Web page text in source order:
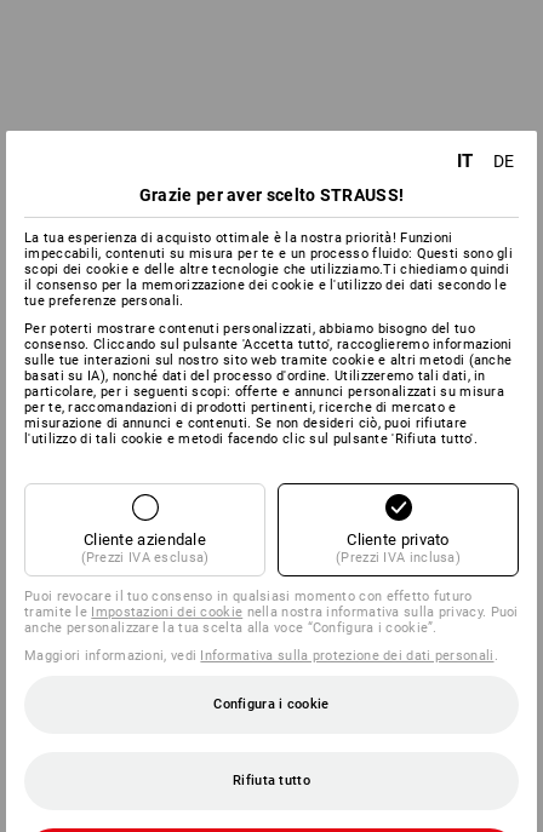
IT
DE
Grazie per aver scelto STRAUSS!
La tua esperienza di acquisto ottimale è la nostra priorità! Funzioni
impeccabili, contenuti su misura per te e un processo fluido: Questi sono gli
scopi dei cookie e delle altre tecnologie che utilizziamo.Ti chiediamo quindi
il consenso per la memorizzazione dei cookie e l'utilizzo dei dati secondo le
tue preferenze personali.
Per poterti mostrare contenuti personalizzati, abbiamo bisogno del tuo
consenso. Cliccando sul pulsante 'Accetta tutto', raccoglieremo informazioni
sulle tue interazioni sul nostro sito web tramite cookie e altri metodi (anche
basati su IA), nonché dati del processo d'ordine. Utilizzeremo tali dati, in
particolare, per i seguenti scopi: offerte e annunci personalizzati su misura
per te, raccomandazioni di prodotti pertinenti, ricerche di mercato e
misurazione di annunci e contenuti. Se non desideri ciò, puoi rifiutare
l'utilizzo di tali cookie e metodi facendo clic sul pulsante 'Rifiuta tutto'.
Cliente aziendale
(Prezzi IVA esclusa)
Cliente privato
(Prezzi IVA inclusa)
Puoi revocare il tuo consenso in qualsiasi momento con effetto futuro
tramite le Impostazioni dei cookie nella nostra informativa sulla privacy. Puoi
anche personalizzare la tua scelta alla voce “Configura i cookie”.
Maggiori informazioni, vedi Informativa sulla protezione dei dati personali
Configura i cookie
Rifiuta tutto